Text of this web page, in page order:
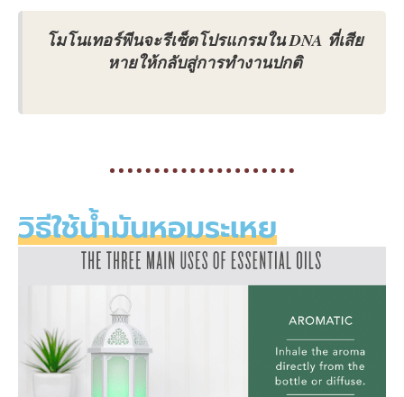
โมโนเทอร์พีนจะรีเซ็ตโปรแกรมใน DNA ที่เสีย
หายให้กลับสู่การทำงานปกติ
วิธีใช้น้ำมันหอมระเหย